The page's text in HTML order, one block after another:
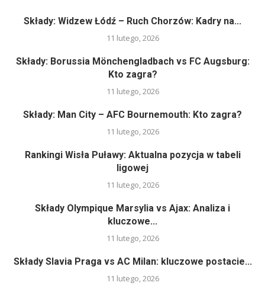
Składy: Widzew Łódź – Ruch Chorzów: Kadry na...
11 lutego, 2026
Składy: Borussia Mönchengladbach vs FC Augsburg:
Kto zagra?
11 lutego, 2026
Składy: Man City – AFC Bournemouth: Kto zagra?
11 lutego, 2026
Rankingi Wisła Puławy: Aktualna pozycja w tabeli
ligowej
11 lutego, 2026
Składy Olympique Marsylia vs Ajax: Analiza i
kluczowe...
11 lutego, 2026
Składy Slavia Praga vs AC Milan: kluczowe postacie...
11 lutego, 2026